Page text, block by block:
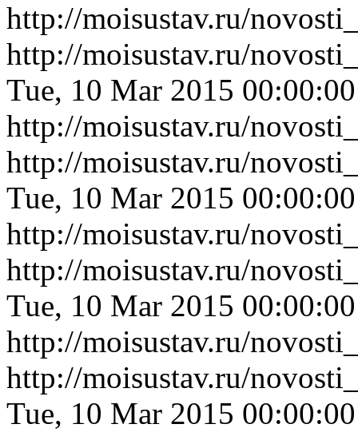
http://moisustav.ru/
http://moisustav.ru/
Tue, 10 Mar 2015
http://moisustav.ru/
http://moisustav.ru/
Tue, 10 Mar 2015
http://moisustav.ru/
http://moisustav.ru/
Tue, 10 Mar 2015
http://moisustav.ru/
http://moisustav.ru/
Tue, 10 Mar 2015